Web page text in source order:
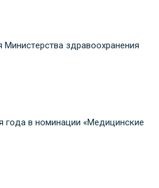
Министерства здравоохранения
года в номинации «Медицинские